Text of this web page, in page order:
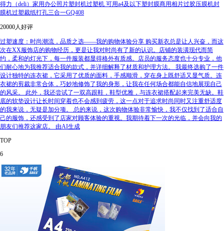
得力（deli）家用办公照片塑封机过塑机 可用a4及以下塑封膜商用相片过胶压膜机封
膜机过塑裁纸打孔三合一GQ408
20000人好评
过塑速度：时尚潮流，品质之选——我的购物体验分享 购买新衣总是让人兴奋，而这
次在XX服饰店的购物经历，更是让我对时尚有了新的认识。店铺的装潢现代而简
约，柔和的灯光下，每一件服装都显得格外有质感。店员的服务态度也十分专业，他
们耐心地为我推荐适合我的款式，并详细解释了材质和护理方法。 我最终选购了一件
设计独特的连衣裙，它采用了优质的面料，手感顺滑，穿在身上既舒适又显气质。连
衣裙的剪裁非常合体，巧妙地修饰了我的身形，让我在任何场合都能自信地展现自己
的风采。 此外，我还尝试了一双高跟鞋，鞋型优雅，与连衣裙搭配起来完美无缺。鞋
底的软垫设计让长时间穿着也不会感到疲劳，这一点对于追求时尚同时又注重舒适度
的我来说，无疑是加分项。 总的来说，这次购物体验非常愉快，我不仅找到了适合自
己的服饰，还感受到了店家对顾客体验的重视。我期待着下一次的光临，并会向我的
朋友们推荐这家店。 由AI生成
TOP
6